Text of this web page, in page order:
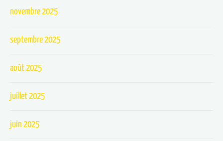
novembre 2025
septembre 2025
août 2025
juillet 2025
juin 2025